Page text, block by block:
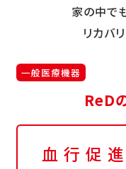
家の中で
リカバ
一般医療機器
ReD
血行促進